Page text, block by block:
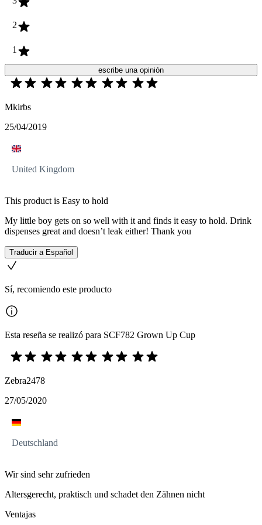
2
1
escribe una opinión
Mkirbs
25/04/2019
United Kingdom
This product is Easy to hold
My little boy gets on so well with it and finds it easy to hold. Drink
dispenses great and doesn’t leak either! Thank you
Traducir a Español
Sí, recomiendo este producto
Esta reseña se realizó para SCF782 Grown Up Cup
Zebra2478
27/05/2020
Deutschland
Wir sind sehr zufrieden
Altersgerecht, praktisch und schadet den Zähnen nicht
Ventajas